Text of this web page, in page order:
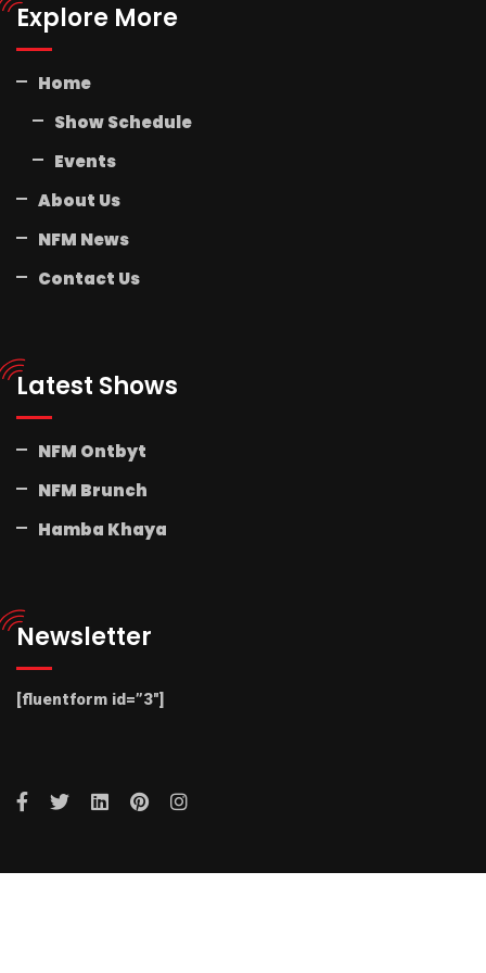
Explore More
Home
Show Schedule
Events
About Us
NFM News
Contact Us
Latest Shows
NFM Ontbyt
NFM Brunch
Hamba Khaya
Newsletter
[fluentform id=”3″]